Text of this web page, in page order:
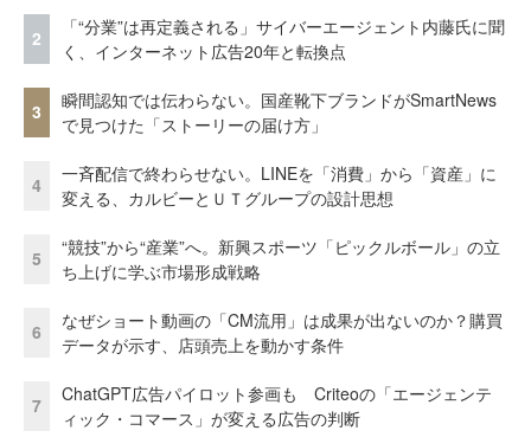
2
「“分業”は再定義される」サイバーエージェント内藤氏に聞
く、インターネット広告20年と転換点
3
瞬間認知では伝わらない。国産靴下ブランドがSmartNews
で見つけた「ストーリーの届け方」
4
一斉配信で終わらせない。LINEを「消費」から「資産」に
変える、カルビーとＵＴグループの設計思想
5
“競技”から“産業”へ。新興スポーツ「ピックルボール」の立
ち上げに学ぶ市場形成戦略
6
なぜショート動画の「CM流用」は成果が出ないのか？購買
データが示す、店頭売上を動かす条件
7
ChatGPT広告パイロット参画も Criteoの「エージェンテ
ィック・コマース」が変える広告の判断